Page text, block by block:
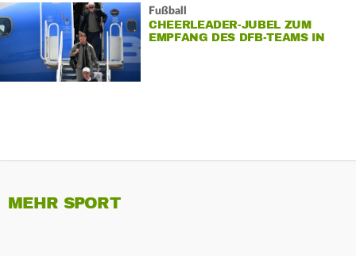
Fußball
CHEERLEADER-JUBEL ZUM
EMPFANG DES DFB-TEAMS IN
MEHR SPORT